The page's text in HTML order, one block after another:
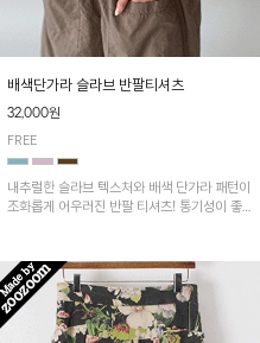
배색단가라 슬라브 반팔티셔츠
32,000원
FREE
내추럴한 슬라브 텍스처와 배색 단가라 패턴이
조화롭게 어우러진 반팔 티셔츠! 통기성이 좋